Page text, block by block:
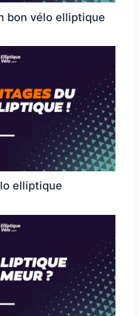
bon vélo elliptique
elliptique